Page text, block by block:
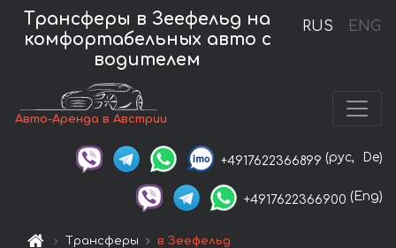
RUS ENG
Трансферы в Зеефельд на
комфортабельных авто с
водителем
Авто-Аренда в Австрии
+4917622366899 (рус, De)
+4917622366900 (Eng)
Трансферы в Зеефельд